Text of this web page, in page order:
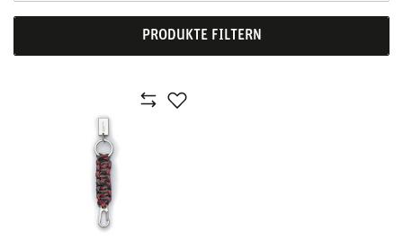
PRODUKTE FILTERN